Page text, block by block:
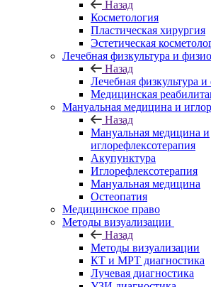
Назад
Косметология
Пластическая хирургия
Эстетическая
Лечебная физкультура и
Назад
Лечебная физкультура
Медицинская
Мануальная медицина и
Назад
Мануальная медицина и
иглорефлексотерапия
Акупунктура
Иглорефлексотерапия
Мануальная медицина
Остеопатия
Медицинское право
Методы визуализации
Назад
Методы визуализации
КТ и МРТ диагностика
Лучевая диагностика